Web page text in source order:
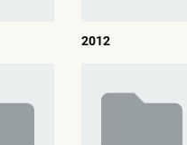
2012